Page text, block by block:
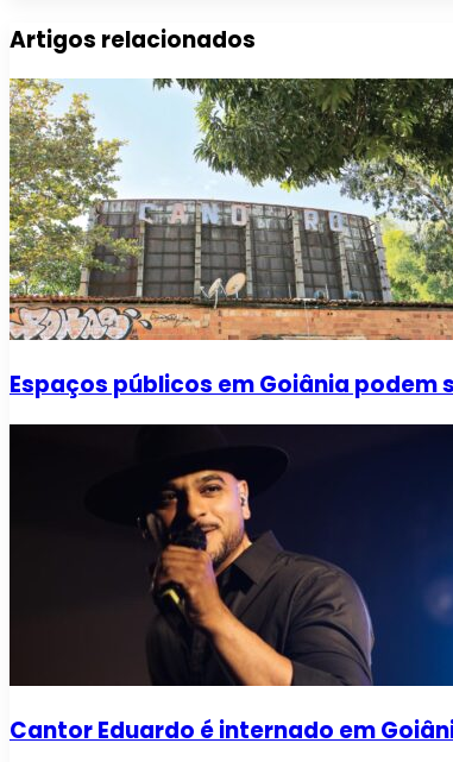
Artigos relacionados
Espaços públicos em Goiânia podem
Cantor Eduardo é internado em